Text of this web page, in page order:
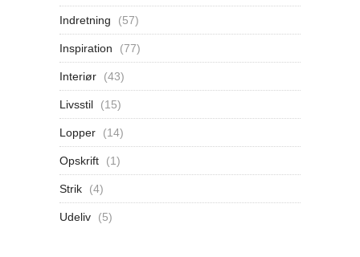
Indretning (57)
Inspiration (77)
Interiør (43)
Livsstil (15)
Lopper (14)
Opskrift (1)
Strik (4)
Udeliv (5)